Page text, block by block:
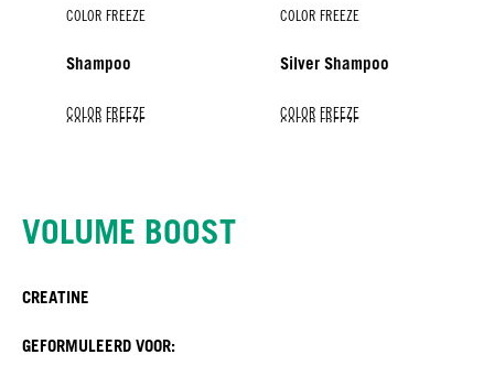
COLOR FREEZE
Shampoo
COLOR FREEZE
Silver Shampoo
COLOR FREEZE COLOR FREEZE
COLOR FREEZE COLOR FREEZE
VOLUME BOOST
CREATINE
GEFORMULEERD VOOR: